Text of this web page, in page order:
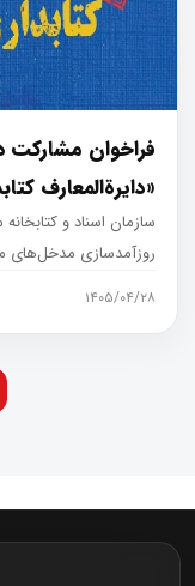
فراخوان
«دایرةالمعارف
سازمان اسناد و
روزآمدسازی مدخل‌های
۱۴۰۵/۰۴/۲۸